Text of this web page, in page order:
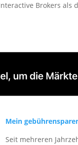
Brokers
Mein
Seit mehreren